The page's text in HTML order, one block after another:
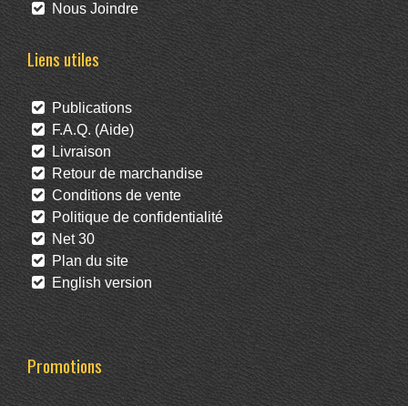
Nous Joindre
Liens utiles
Publications
F.A.Q. (Aide)
Livraison
Retour de marchandise
Conditions de vente
Politique de confidentialité
Net 30
Plan du site
English version
Promotions